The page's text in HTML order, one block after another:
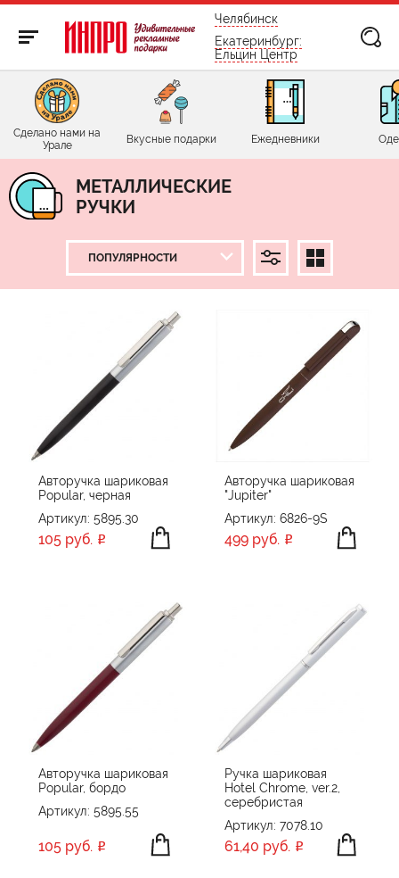
бесплатно по России
Челябинск
Екатеринбург:
Ельцин Центр
Сделано нами на
Урале
Вкусные подарки Ежедневники
МЕТАЛЛИЧЕСКИЕ
РУЧКИ
ОБЪЕМ ПАМЯТИ
64 GB
ПРОИЗВОДИТЕЛЬ
Avenue
Chili
CPen
Open
OPen
PARKER
PIERRE CARDIN
Portobello
Portobello Ручки
Portobello Ручки Premium
ЦВЕТ
ПРИМЕНИТЬ
Авторучка шариковая
Popular, черная
Артикул: 5895.30
105 руб.
Авторучка шариковая
"Jupiter"
Артикул: 6826-9S
499 руб.
Авторучка шариковая
Popular, бордо
Артикул: 5895.55
105 руб.
Ручка шариковая
Hotel Chrome, ver.2,
серебристая
Артикул: 7078.10
61,40 руб.